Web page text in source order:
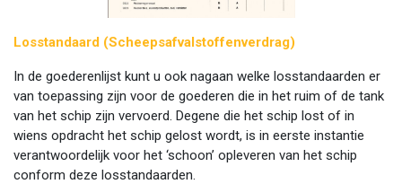
Losstandaard (Scheepsafvalstoffenverdrag)
In de goederenlijst kunt u ook nagaan welke losstandaarden er
van toepassing zijn voor de goederen die in het ruim of de tank
van het schip zijn vervoerd. Degene die het schip lost of in
wiens opdracht het schip gelost wordt, is in eerste instantie
verantwoordelijk voor het ‘schoon’ opleveren van het schip
conform deze losstandaarden.